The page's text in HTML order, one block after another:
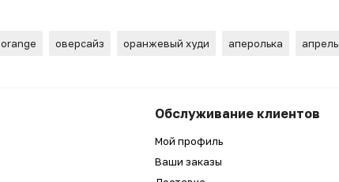
orange оверсайз оранжевый худи аперолька апрель
Обслуживание клиентов
Мой профиль
Ваши заказы